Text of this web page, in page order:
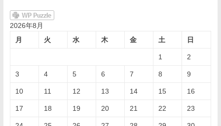
2026年8月
月
火 水 木 金 土 日
1 2
3 4 5 6 7 8 9
10 11 12 13 14 15 16
17 18 19 20 21 22 23